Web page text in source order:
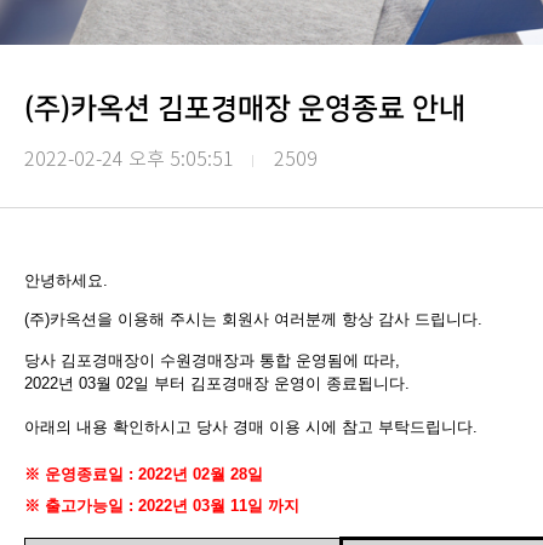
(주)카옥션 김포경매장 운영종료 안내
2022-02-24 오후 5:05:51 2509
안녕하세요.
(주)카옥션을 이용해 주시는 회원사 여러분께 항상 감사 드립니다.
당사 김포경매장이 수원경매장과 통합 운영됨에 따라,
2022년 03월 02일 부터 김포경매장 운영이 종료됩니다.
아래의 내용 확인하시고 당사 경매 이용 시에 참고 부탁드립니다.
※ 운영종료일 : 2022년 02월 28일
※ 출고가능일 : 2022년 03월 11일 까지